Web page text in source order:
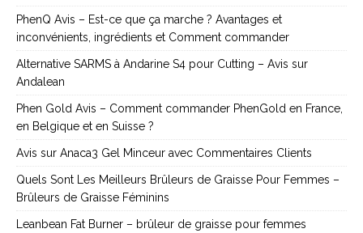
PhenQ Avis – Est-ce que ça marche ? Avantages et
inconvénients, ingrédients et Comment commander
Alternative SARMS à Andarine S4 pour Cutting – Avis sur
Andalean
Phen Gold Avis – Comment commander PhenGold en France,
en Belgique et en Suisse ?
Avis sur Anaca3 Gel Minceur avec Commentaires Clients
Quels Sont Les Meilleurs Brûleurs de Graisse Pour Femmes –
Brûleurs de Graisse Féminins
Leanbean Fat Burner – brûleur de graisse pour femmes